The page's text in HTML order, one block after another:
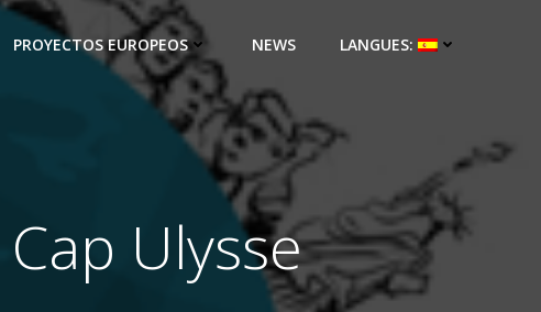
PROYECTOS EUROPEOS NEWS LANGUES:
Ulysse